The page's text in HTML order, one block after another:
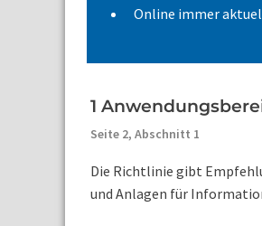
Online immer
1
Seite 2, Abschnitt 1
Die Richtlinie gibt
und Anlagen für